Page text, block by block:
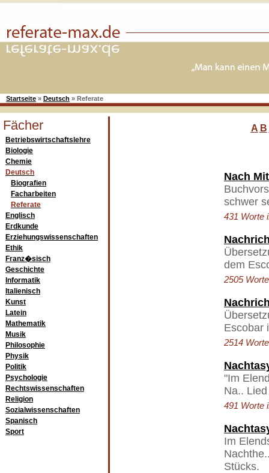
Startseite » Deutsch » Referate
Fächer
Betriebswirtschaftslehre
Biologie
Chemie
Deutsch
Biografien
Facharbeiten
Referate
Englisch
Erdkunde
Erziehungswissenschaften
Ethik
Franz�sisch
Geschichte
Informatik
Italienisch
Kunst
Latein
Mathematik
Musik
Philosophie
Physik
Politik
Psychologie
Rechtswissenschaften
Religion
Sozialwissenschaften
Spanisch
Sport
A B
Nach
schwer
431 Worte
dem
2505
Escobar
2514
"Im
Na..
491 Worte
Im
Stücks.